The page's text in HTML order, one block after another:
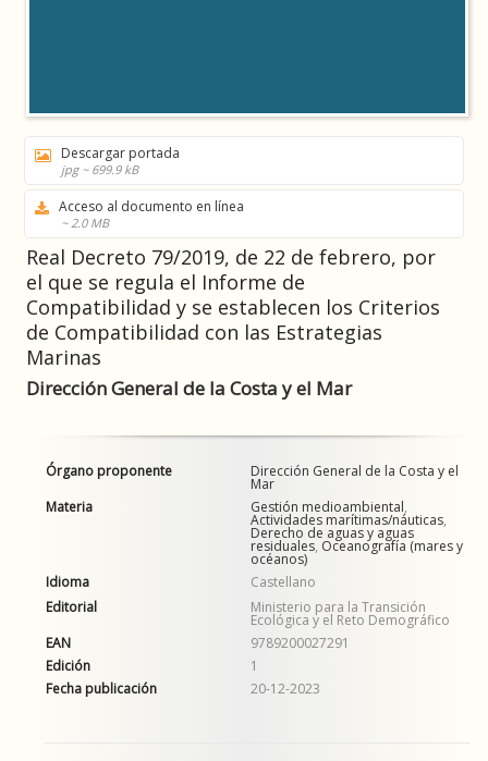
Descargar portada
jpg ~ 699.9 kB
Acceso al documento en línea
~ 2.0 MB
Real Decreto 79/2019, de 22 de febrero, por
el que se regula el Informe de
Compatibilidad y se establecen los Criterios
de Compatibilidad con las Estrategias
Marinas
Dirección General de la Costa y el Mar
Órgano proponente Dirección General de la Costa y el
Mar
Materia
Gestión medioambiental,
Actividades marítimas/náuticas,
Derecho de aguas y aguas
residuales, Oceanografía (mares y
océanos)
Idioma
Castellano
Editorial
Ministerio para la Transición
Ecológica y el Reto Demográfico
EAN
9789200027291
Edición
1
Fecha publicación
20-12-2023